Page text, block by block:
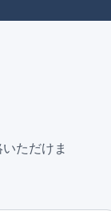
ただけま